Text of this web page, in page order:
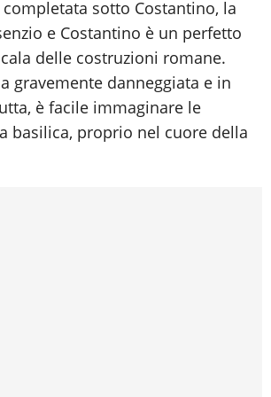
sotto Costantino, la
e Costantino è un perfetto
delle costruzioni romane.
gravemente danneggiata e in
è facile immaginare le
basilica, proprio nel cuore della